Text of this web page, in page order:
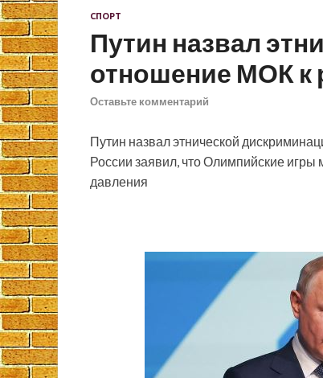
СПОРТ
Путин назвал
отношение МОК к
Оставьте комментарий
Путин назвал этнической
России заявил, что Олимпийские игры
давления